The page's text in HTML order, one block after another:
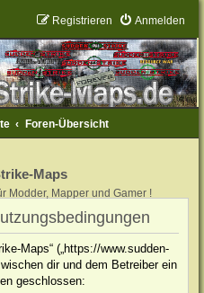
Anmelden
Registrieren
Foren-Übersicht
Maps
Modder, Mapper und Gamer !
Maps“ („https://www.sudden-
dir und dem Betreiber ein
geschlossen: